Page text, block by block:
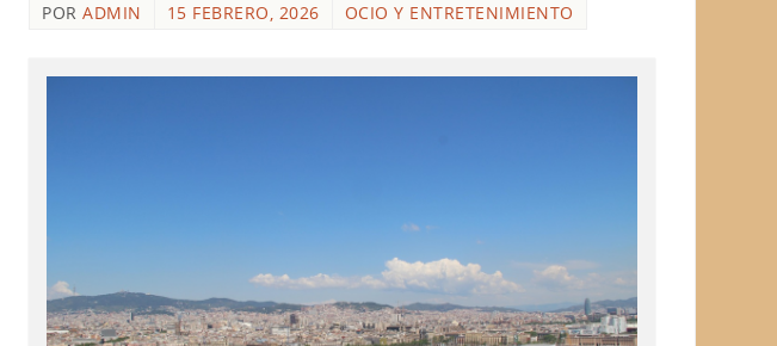
PORADMIN 15 FEBRERO, 2026 OCIO Y ENTRETENIMIENTO